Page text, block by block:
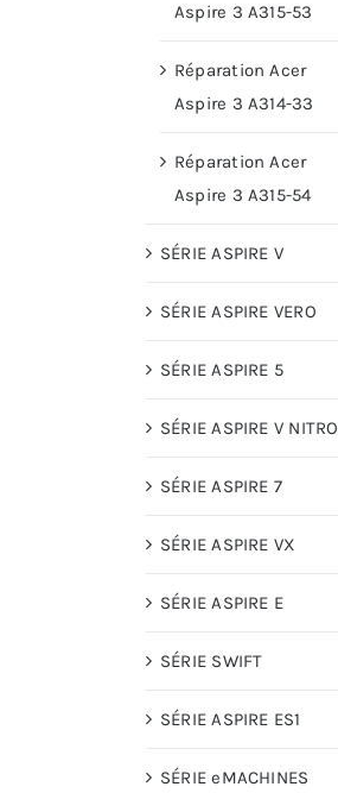
Aspire 3 A315-53
Réparation Acer
Aspire 3 A314-33
Réparation Acer
Aspire 3 A315-54
SÉRIE ASPIRE V
SÉRIE ASPIRE VERO
SÉRIE ASPIRE 5
SÉRIE ASPIRE V NITRO
SÉRIE ASPIRE 7
SÉRIE ASPIRE VX
SÉRIE ASPIRE E
SÉRIE SWIFT
SÉRIE ASPIRE ES1
SÉRIE eMACHINES